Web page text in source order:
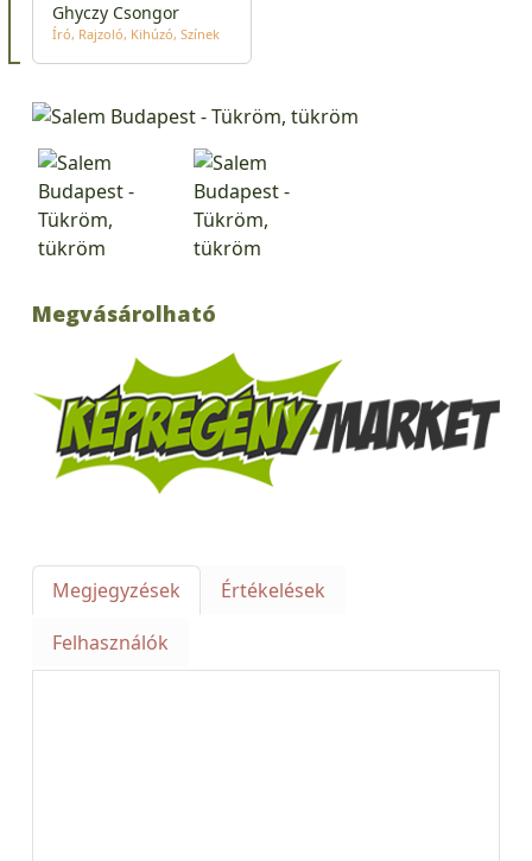
Ghyczy Csongor
Író Rajzoló Kihúzó Színek
Megvásárolható
Megjegyzések
Értékelések
Felhasználók